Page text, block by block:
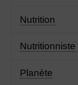
Nutrition
Nutritionniste
Planète